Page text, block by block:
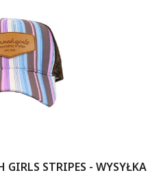
STRIPES - WYSYŁKA